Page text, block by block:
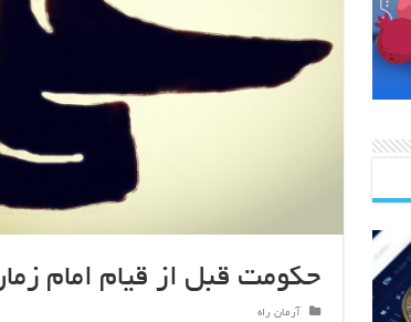
حکومت قبل از قیام امام
آرمان راه